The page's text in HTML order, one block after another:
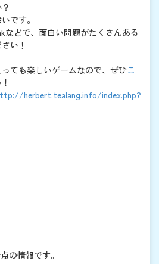
です。
などで、面白い問題がたくさんある
い！
ても楽しいゲームなので、ぜひこ
herbert.tealang.info/index.php?
の情報です。